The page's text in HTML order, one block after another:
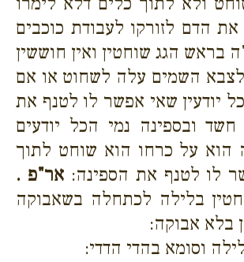
הדם לזורקו לעבודת כוכבים
בראש הגג שוחטין ואין חוששין
השמים עלה לשחוט או אם
יודעין שאי אפשר לו לטנף את
חשד ובספינה נמי הכל יודעים
הוא על כרחו הוא שוחט לתוך
לו לטנף את הספינה:אר"פ .
בלילה לכתחלה בשאבוקה
בלא אבוקה:
וסומא בהדי הדדי: